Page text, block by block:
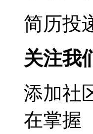
简历投
关注我
添加社
在掌握